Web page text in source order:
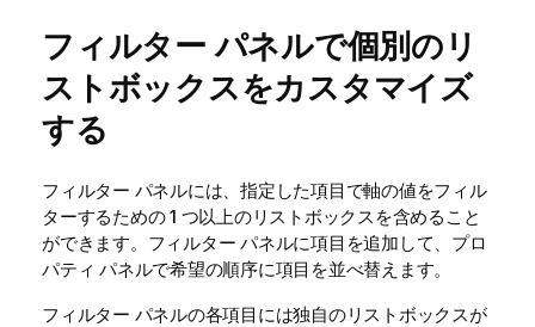
フィルター パネルで個別のリ
ストボックスをカスタマイズ
する
フィルター パネルには、指定した項目で軸の値をフィル
ターするための 1 つ以上のリストボックスを含めること
ができます。フィルター パネルに項目を追加して、プロ
パティ パネルで希望の順序に項目を並べ替えます。
フィルター パネルの各項目には独自のリストボックスが